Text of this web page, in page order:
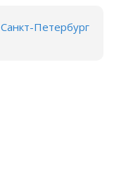
Санкт-Петербург